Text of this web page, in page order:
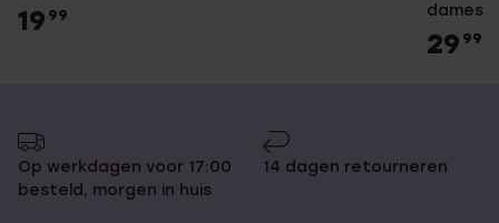
19 99
dames
29 99
Op werkdagen voor 17:00
besteld, morgen in huis
14 dagen retourneren